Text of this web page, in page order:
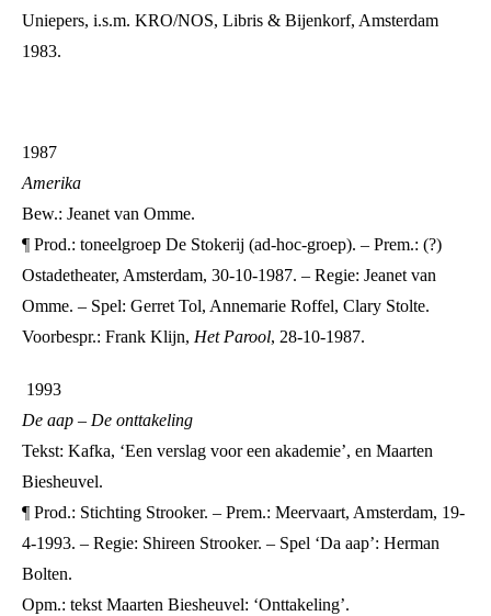
Uniepers, i.s.m. KRO/NOS, Libris & Bijenkorf, Amsterdam
1983.
1987
Amerika
Bew.: Jeanet van Omme.
¶ Prod.: toneelgroep De Stokerij (ad-hoc-groep). – Prem.: (?)
Ostadetheater, Amsterdam, 30-10-1987. – Regie: Jeanet van
Omme. – Spel: Gerret Tol, Annemarie Roffel, Clary Stolte.
Voorbespr.: Frank Klijn, Het Parool, 28-10-1987.
1993
De aap – De onttakeling
Tekst: Kafka, ‘Een verslag voor een akademie’, en Maarten
Biesheuvel.
¶ Prod.: Stichting Strooker. – Prem.: Meervaart, Amsterdam, 19-
4-1993. – Regie: Shireen Strooker. – Spel ‘Da aap’: Herman
Bolten.
Opm.: tekst Maarten Biesheuvel: ‘Onttakeling’.